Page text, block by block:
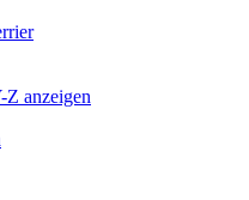
Z anzeigen